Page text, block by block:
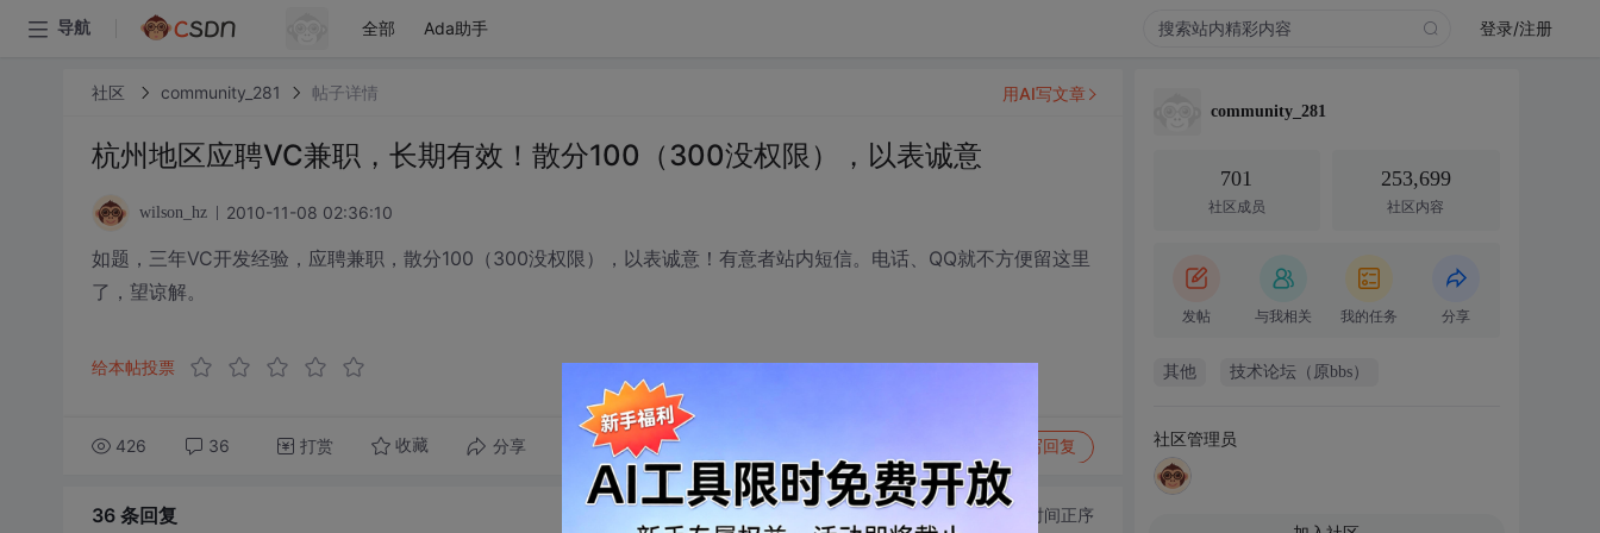
导航 全部 Ada助手 登录/注册
社区 community_281 帖子详情
杭州地区应聘VC兼职，长期有效！散分100（300没权限），以表诚意
wilson_hz 2010-11-08 02:36:10
如题，三年VC开发经验，应聘兼职，散分100（300没权限），以表诚意！有意者站内短信。电话、QQ就不方便留这里
了，望谅解。
给本帖投票
426 36 打赏 收藏 分享 转发到动态 写回复
用AI写文章
36 条回复 切换为时间正序
community_281
701
社区成员
253,699
社区内容
发帖 与我相关 我的任务 分享
其他 技术论坛（原bbs）
社区管理员